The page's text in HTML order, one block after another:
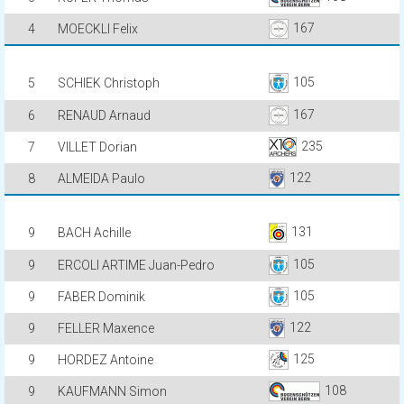
4 MOECKLI Felix 167
5 SCHIEK Christoph 105
6 RENAUD Arnaud 167
7 VILLET Dorian 235
8 ALMEIDA Paulo 122
9 BACH Achille 131
9 ERCOLI ARTIME Juan-Pedro 105
9 FABER Dominik 105
9 FELLER Maxence 122
9 HORDEZ Antoine 125
9 KAUFMANN Simon 108